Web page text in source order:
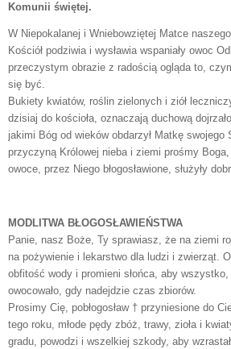
Komunii świętej.
W Niepokalanej i Wniebowziętej Matce
Kościół podziwia i wysławia wspaniały owoc
przeczystym obrazie z radością ogląda to,
się być.
Bukiety kwiatów, roślin zielonych i ziół
dzisiaj do kościoła, oznaczają duchową
jakimi Bóg od wieków obdarzył Matkę swojego
przyczyną Królowej nieba i ziemi prośmy
owoce, przez Niego błogosławione, służyły
MODLITWA BŁOGOSŁAWIEŃSTWA
Panie, nasz Boże, Ty sprawiasz, że na ziemi
na pożywienie i lekarstwo dla ludzi i zwierząt.
obfitość wody i promieni słońca, aby
owocowało, gdy nadejdzie czas zbiorów.
Prosimy Cię, pobłogosław † przyniesione do
tego roku, młode pędy zbóż, trawy, zioła i
gradu, powodzi i wszelkiej szkody, aby